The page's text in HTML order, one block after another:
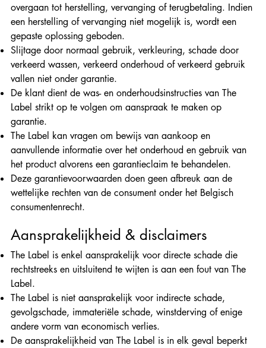
overgaan tot herstelling, vervanging of terugbetaling. Indien
een herstelling of vervanging niet mogelijk is, wordt een
gepaste oplossing geboden.
Slijtage door normaal gebruik, verkleuring, schade door
verkeerd wassen, verkeerd onderhoud of verkeerd gebruik
vallen niet onder garantie.
De klant dient de was- en onderhoudsinstructies van The
Label strikt op te volgen om aanspraak te maken op
garantie.
The Label kan vragen om bewijs van aankoop en
aanvullende informatie over het onderhoud en gebruik van
het product alvorens een garantieclaim te behandelen.
Deze garantievoorwaarden doen geen afbreuk aan de
wettelijke rechten van de consument onder het Belgisch
consumentenrecht.
Aansprakelijkheid & disclaimers
The Label is enkel aansprakelijk voor directe schade die
rechtstreeks en uitsluitend te wijten is aan een fout van The
Label.
The Label is niet aansprakelijk voor indirecte schade,
gevolgschade, immateriële schade, winstderving of enige
andere vorm van economisch verlies.
De aansprakelijkheid van The Label is in elk geval beperkt